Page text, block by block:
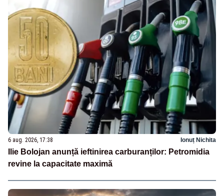
6 aug. 2026, 17:38 Ionuț Nichita
Ilie Bolojan anunță ieftinirea carburanților: Petromidia
revine la capacitate maximă